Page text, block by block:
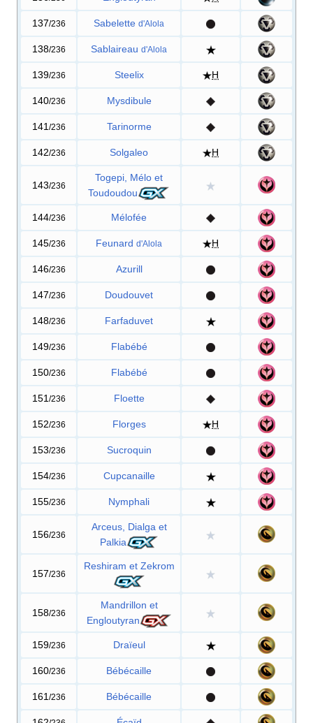
137/236 Sabelette d'Alola
138/236 Sablaireau d'Alola
139/236 Steelix H
140/236 Mysdibule
141 /236 Tarinorme
142/236 Solgaleo H
143/236
Togepi, Mélo et
Toudoudou
144/236 Mélofée
145/236 Feunard d'Alola H
146/236 Azurill
147/236 Doudouvet
148/236 Farfaduvet
149/236 Flabébé
150/236 Flabébé
151 /236 Floette
152/236 Florges H
153/236 Sucroquin
154/236 Cupcanaille
155/236 Nymphali
156/236
Arceus, Dialga et
Palkia
157/236
Reshiram et Zekrom
158/236
Mandrillon et
Engloutyran
159/236 Draïeul
160/236 Bébécaille
161 /236 Bébécaille